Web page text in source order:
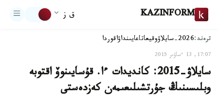
KAZINFORM ق ز
ترەند:2026-سايلاۋ وقيعاتاعايىنداۋاقوردا
17:07, 13 ءساۋىر 2015
سايلاۋ-2015: كانديدات ءا. قۇسايىنوۆ اقتوبە
وبلىسىنىڭ جۇرتشىلىعىمەن كەزدەستى